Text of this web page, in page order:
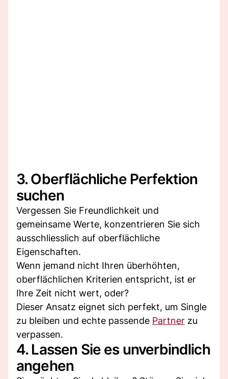
3. Oberflächliche Perfektion
suchen
Vergessen Sie Freundlichkeit und
gemeinsame Werte, konzentrieren Sie sich
ausschliesslich auf oberflächliche
Eigenschaften.
Wenn jemand nicht Ihren überhöhten,
oberflächlichen Kriterien entspricht, ist er
Ihre Zeit nicht wert, oder?
Dieser Ansatz eignet sich perfekt, um Single
zu bleiben und echte passende Partner zu
verpassen.
4. Lassen Sie es unverbindlich
angehen